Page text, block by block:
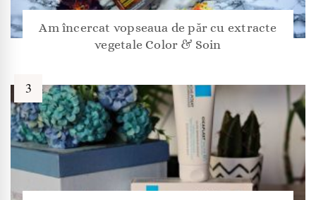
Am încercat vopseaua de păr cu extracte
vegetale Color & Soin